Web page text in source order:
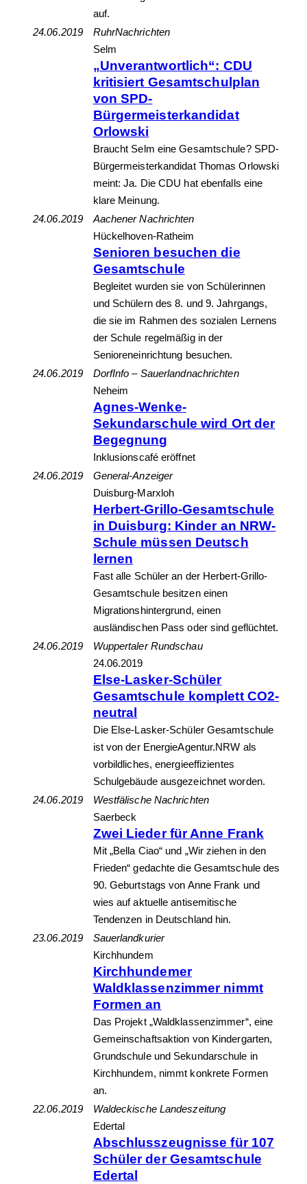
auf.
24.06.2019
RuhrNachrichten
Selm
„Unverantwortlich“: CDU
kritisiert Gesamtschulplan
von SPD-
Bürgermeisterkandidat
Orlowski
Braucht Selm eine Gesamtschule? SPD-
Bürgermeisterkandidat Thomas Orlowski
meint: Ja. Die CDU hat ebenfalls eine
klare Meinung.
24.06.2019
Aachener Nachrichten
Hückelhoven-Ratheim
Senioren besuchen die
Gesamtschule
Begleitet wurden sie von Schülerinnen
und Schülern des 8. und 9. Jahrgangs,
die sie im Rahmen des sozialen Lernens
der Schule regelmäßig in der
Senioreneinrichtung besuchen.
24.06.2019
DorfInfo – Sauerlandnachrichten
Neheim
Agnes-Wenke-
Sekundarschule wird Ort der
Begegnung
Inklusionscafé eröffnet
24.06.2019
General-Anzeiger
Duisburg-Marxloh
Herbert-Grillo-Gesamtschule
in Duisburg: Kinder an NRW-
Schule müssen Deutsch
lernen
Fast alle Schüler an der Herbert-Grillo-
Gesamtschule besitzen einen
Migrationshintergrund, einen
ausländischen Pass oder sind geflüchtet.
24.06.2019
Wuppertaler Rundschau
24.06.2019
Else-Lasker-Schüler
Gesamtschule komplett CO2-
neutral
Die Else-Lasker-Schüler Gesamtschule
ist von der EnergieAgentur.NRW als
vorbildliches, energieeffizientes
Schulgebäude ausgezeichnet worden.
24.06.2019
Westfälische Nachrichten
Saerbeck
Zwei Lieder für Anne Frank
Mit „Bella Ciao“ und „Wir ziehen in den
Frieden“ gedachte die Gesamtschule des
90. Geburtstags von Anne Frank und
wies auf aktuelle antisemitische
Tendenzen in Deutschland hin.
23.06.2019
Sauerlandkurier
Kirchhundem
Kirchhundemer
Waldklassenzimmer nimmt
Formen an
Das Projekt „Waldklassenzimmer“, eine
Gemeinschaftsaktion von Kindergarten,
Grundschule und Sekundarschule in
Kirchhundem, nimmt konkrete Formen
an.
22.06.2019
Waldeckische Landeszeitung
Edertal
Abschlusszeugnisse für 107
Schüler der Gesamtschule
Edertal